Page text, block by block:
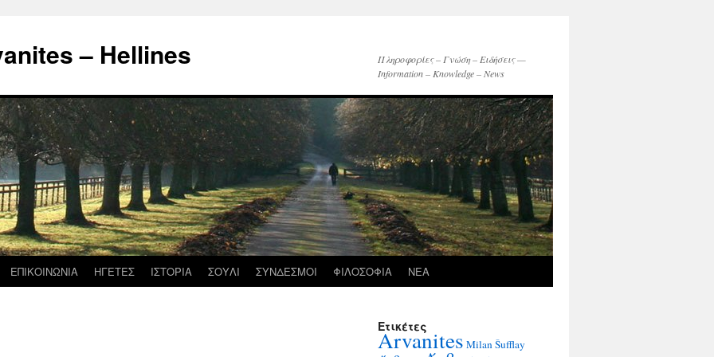
– Hellines
Πληροφορίες – Γνώση – Ειδήσεις —
Information – Knowledge – News
ΕΠΙΚΟΙΝΩΝΙΑ ΗΓΕΤΕΣ ΙΣΤΟΡΙΑ ΣΟΥΛΙ ΣΥΝΔΕΣΜΟΙ ΦΙΛΟΣΟΦΙΑ ΝΕΑ
Ετικέτες
Arvanites Milan Šufflay